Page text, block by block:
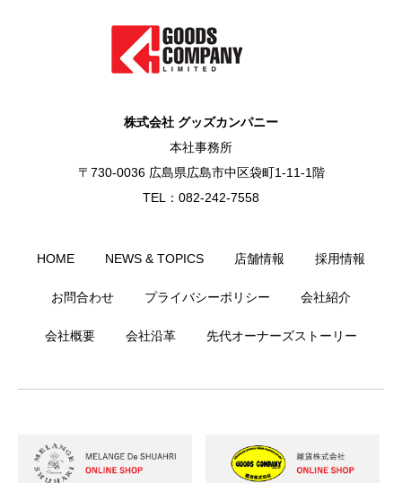
株式会社 グッズカンパニー
本社事務所
〒730-0036 広島県広島市中区袋町1-11-1階
TEL：082-242-7558
HOME NEWS & TOPICS 店舗情報 採用情報
お問合わせ プライバシーポリシー 会社紹介
会社概要 会社沿革 先代オーナーズストーリー